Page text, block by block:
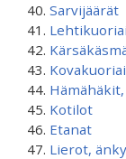
Sarvijäärät
Kotilot
Etanat
Lierot,